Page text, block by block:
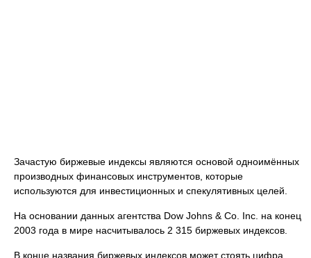
Зачастую биржевые индексы являются основой одноимённых
производных финансовых инструментов, которые
используются для инвестиционных и спекулятивных целей.
На основании данных агентства Dow Johns & Co. Inc. на конец
2003 года в мире насчитывалось 2 315 биржевых индексов.
В конце названия биржевых индексов может стоять цифра,